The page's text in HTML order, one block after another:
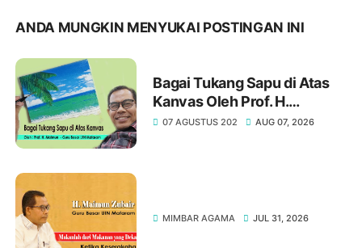
ANDA MUNGKIN MENYUKAI POSTINGAN INI
Bagai Tukang Sapu di Atas
Kanvas Oleh Prof. H.
Maimun, M. Pd
07 AGUSTUS 202 AUG 07, 2026
MIMBAR AGAMA JUL 31, 2026